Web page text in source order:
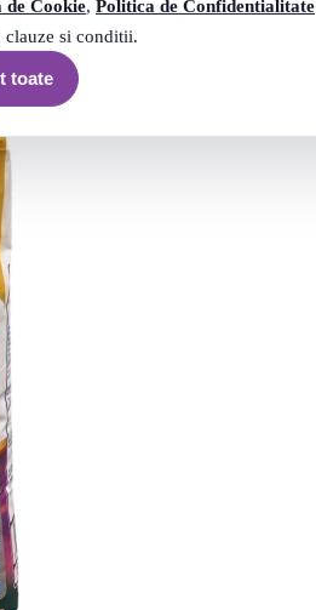
de Cookie, Politica de Confidentialitate
clauze si conditii.
toate